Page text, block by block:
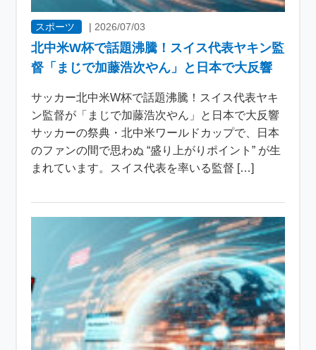
スポーツ | 2026/07/03
北中米W杯で話題沸騰！スイス代表ヤキン監
督「まじで加藤浩次やん」と日本で大反響
サッカー北中米W杯で話題沸騰！スイス代表ヤキ
ン監督が「まじで加藤浩次やん」と日本で大反響
サッカーの祭典・北中米ワールドカップで、日本
のファンの間で思わぬ “盛り上がりポイント” が生
まれています。スイス代表を率いる監督 […]